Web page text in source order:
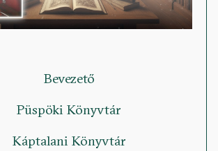
Bevezető
Püspöki Könyvtár
Káptalani Könyvtár